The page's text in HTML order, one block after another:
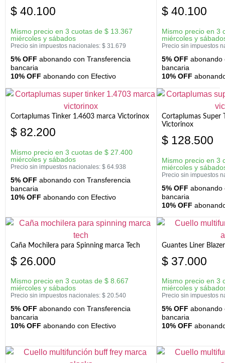
$ 40.100
Mismo precio en 3 cuotas de $ 13.367
miércoles y sábados
Precio sin impuestos nacionales: $ 31.679
5% OFF abonando con Transferencia
bancaria
10% OFF abonando con Efectivo
$ 40.100
Mismo precio en 3
miércoles y
Precio sin impuestos
5% OFF abonando
bancaria
10% OFF
Cortaplumas Tinker 1.4603 marca Victorinox
$ 82.200
Mismo precio en 3 cuotas de $ 27.400
miércoles y sábados
Precio sin impuestos nacionales: $ 64.938
5% OFF abonando con Transferencia
bancaria
10% OFF abonando con Efectivo
Cortaplumas Super
Victorinox
$ 128.500
Mismo precio en 3
miércoles y
Precio sin impuestos
5% OFF abonando
bancaria
10% OFF
Caña Mochilera para Spinning marca Tech
$ 26.000
Mismo precio en 3 cuotas de $ 8.667
miércoles y sábados
Precio sin impuestos nacionales: $ 20.540
5% OFF abonando con Transferencia
bancaria
10% OFF abonando con Efectivo
Guantes Liner
$ 37.000
Mismo precio en 3
miércoles y
Precio sin impuestos
5% OFF abonando
bancaria
10% OFF